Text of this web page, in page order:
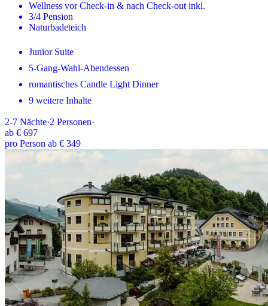
Wellness vor Check-in & nach Check-out inkl.
3/4 Pension
Naturbadeteich
Junior Suite
5-Gang-Wahl-Abendessen
romantisches Candle Light Dinner
9 weitere Inhalte
2-7 Nächte·2 Personen·
ab € 697
pro Person ab € 349